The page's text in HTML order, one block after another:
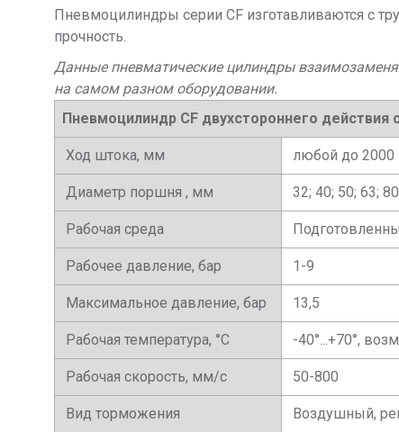
Пневмоцилиндры серии CF изготавливаются с
прочность.
Данные пневматические цилиндры
на самом разном оборудовании.
Пневмоцилиндр CF двухстороннего
Ход штока, мм любой до 2000
Диаметр поршня , мм 32; 40; 50; 63;
Рабочая среда
Рабочее давление, бар 1-9
Максимальное давление, бар 13,5
Рабочая температура, °С -40°...+70°,
Рабочая скорость, мм/с 50-800
Вид торможения Воздушный,